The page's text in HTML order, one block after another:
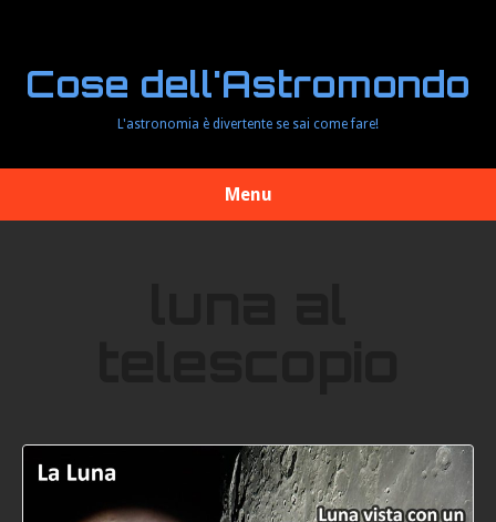
Cose dell'Astromondo
L'astronomia è divertente se sai come fare!
Menu